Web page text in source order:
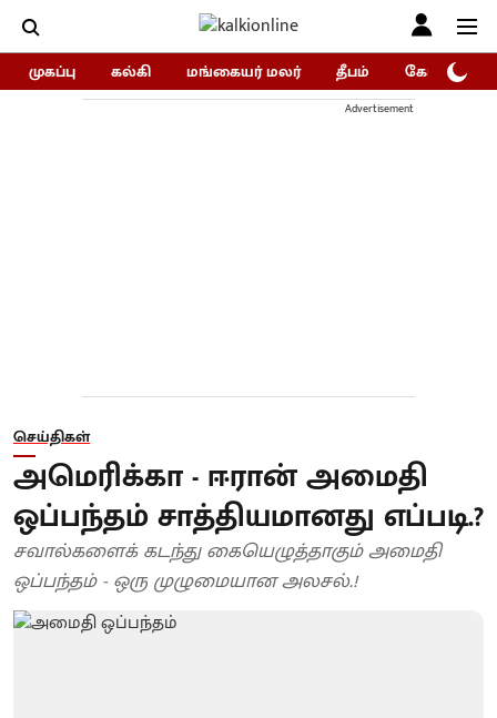
முகப்பு கல்கி மங்கையர் மலர் தீபம் கோகுலம்/
Advertisement
செய்திகள்
அமெரிக்கா - ஈரான் அமைதி
ஒப்பந்தம் சாத்தியமானது எப்படி.?
சவால்களைக் கடந்து கையெழுத்தாகும் அமைதி
ஒப்பந்தம் - ஒரு முழுமையான அலசல்.!